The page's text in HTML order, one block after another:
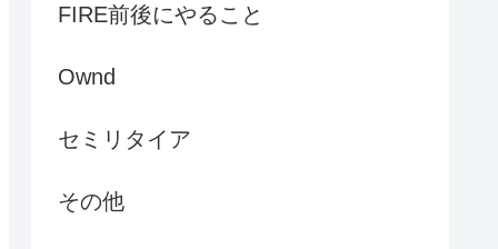
FIRE前後にやること
Ownd
セミリタイア
その他